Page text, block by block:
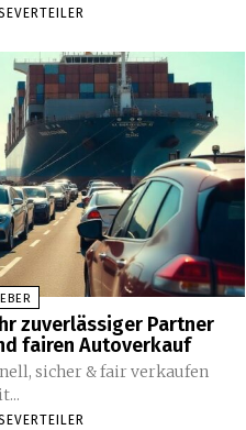
zuverlässiger Partner
fairen Autoverkauf
sicher & fair verkaufen